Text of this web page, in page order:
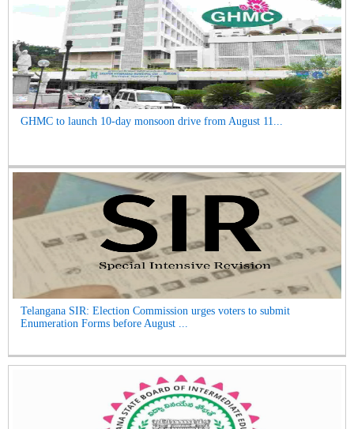
GHMC to launch 10-day monsoon drive from August 11...
Telangana SIR: Election Commission urges voters to submit
Enumeration Forms before August ...